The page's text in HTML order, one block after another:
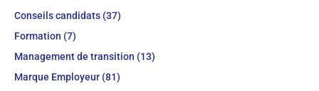
Conseils candidats (37)
Formation (7)
Management de transition (13)
Marque Employeur (81)